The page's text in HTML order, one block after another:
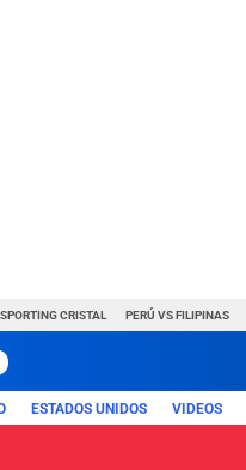
SPORTING CRISTAL PERÚ VS FILIPINAS
ESTADOS UNIDOS VIDEOS